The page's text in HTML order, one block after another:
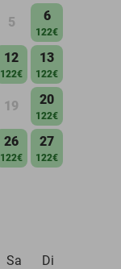
5 6
122€
12
122€
13
122€
19 20
122€
26
122€
27
122€
Sa Di